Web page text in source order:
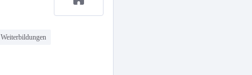
Weiterbildungen